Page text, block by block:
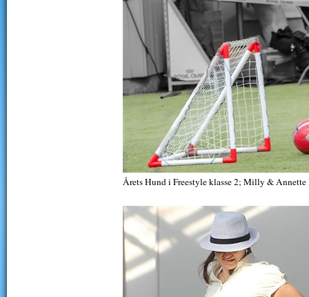
Årets Hund i Freestyle klasse 2; Milly & Annette